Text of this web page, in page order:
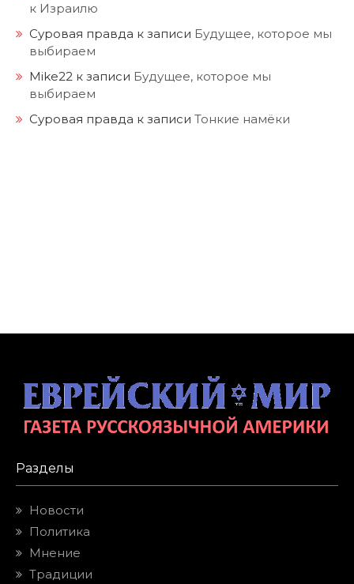
к Израилю
Суровая правда к записи Будущее, которое мы
выбираем
Mike22 к записи Будущее, которое мы
выбираем
Суровая правда к записи Тонкие намёки
Разделы
Новости
Политика
Мнение
Традиции